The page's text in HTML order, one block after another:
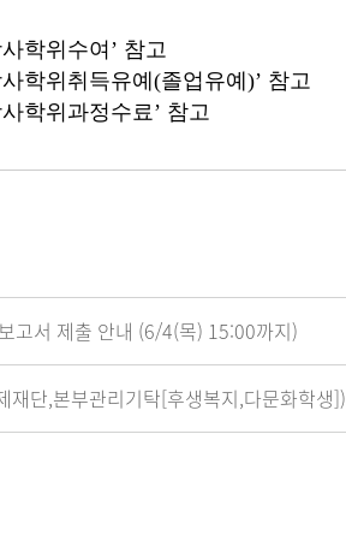
학위수여’ 참고
위취득유예(졸업유예)’ 참고
학위과정수료’ 참고
고서 제출 안내 (6/4(목) 15:00까지)
단,본부관리기탁[후생복지,다문화학생])